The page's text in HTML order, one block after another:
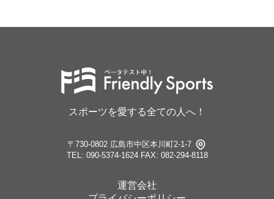
スポーツを愛する全ての人へ！
〒730-0802 広島市中区本川町2-1-7
TEL: 090-5374-1624 FAX: 082-294-8118
運営会社